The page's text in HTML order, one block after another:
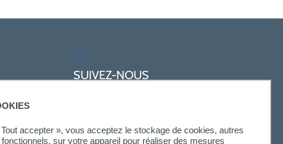
accepter », vous acceptez le stockage de cookies, autres
sur votre appareil pour réaliser des mesures
SUIVEZ-NOUS